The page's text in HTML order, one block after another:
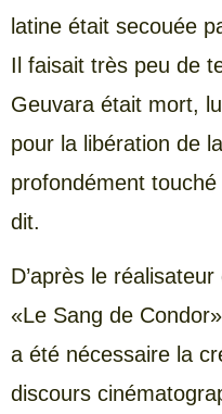
latine était secouée
Il faisait très peu de
Geuvara était mort,
pour la libération de
profondément
dit.
D’après le
«Le Sang de
a été nécessaire la
discours